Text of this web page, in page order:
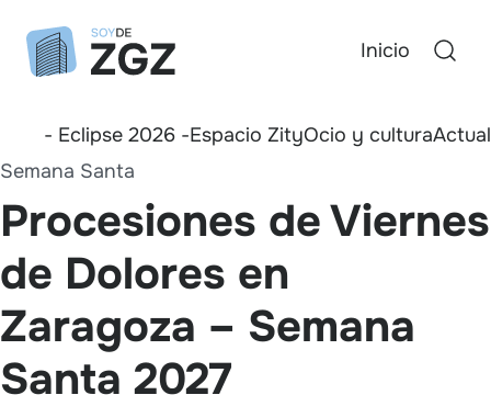
Inicio
- Eclipse 2026 -Espacio ZityOcio y cultura
Semana Santa
Procesiones de Viernes
de Dolores en
Zaragoza – Semana
Santa 2027